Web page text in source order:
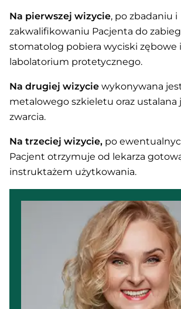
Na pierwszej wizycie, po zbadaniu i
zakwalifikowaniu Pacjenta do
stomatolog pobiera wyciski zębowe i
labolatorium protetycznego.
Na drugiej wizycie wykonywana
metalowego szkieletu oraz ustalana
zwarcia.
Na trzeciej wizycie, po
Pacjent otrzymuje od lekarza
instruktażem użytkowania.